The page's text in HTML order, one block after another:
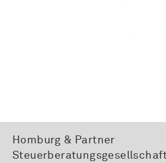
Homburg & Partner